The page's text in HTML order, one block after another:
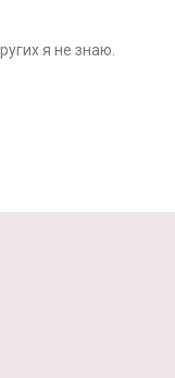
я не знаю.